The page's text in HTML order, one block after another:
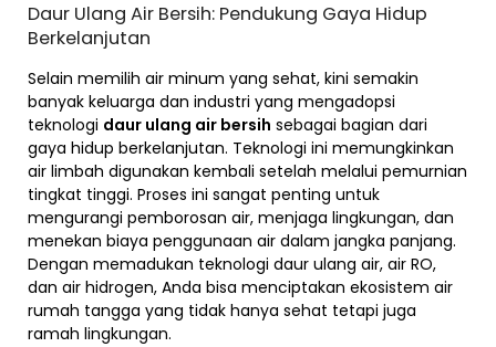
Daur Ulang Air Bersih: Pendukung Gaya Hidup
Berkelanjutan
Selain memilih air minum yang sehat, kini semakin
banyak keluarga dan industri yang mengadopsi
teknologi daur ulang air bersih sebagai bagian dari
gaya hidup berkelanjutan. Teknologi ini memungkinkan
air limbah digunakan kembali setelah melalui pemurnian
tingkat tinggi. Proses ini sangat penting untuk
mengurangi pemborosan air, menjaga lingkungan, dan
menekan biaya penggunaan air dalam jangka panjang.
Dengan memadukan teknologi daur ulang air, air RO,
dan air hidrogen, Anda bisa menciptakan ekosistem air
rumah tangga yang tidak hanya sehat tetapi juga
ramah lingkungan.